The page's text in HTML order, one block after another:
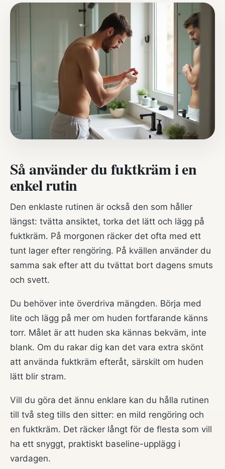
Så använder du fuktkräm i en
enkel rutin
Den enklaste rutinen är också den som håller
längst: tvätta ansiktet, torka det lätt och lägg på
fuktkräm. På morgonen räcker det ofta med ett
tunt lager efter rengöring. På kvällen använder du
samma sak efter att du tvättat bort dagens smuts
och svett.
Du behöver inte överdriva mängden. Börja med
lite och lägg på mer om huden fortfarande känns
torr. Målet är att huden ska kännas bekväm, inte
blank. Om du rakar dig kan det vara extra skönt
att använda fuktkräm efteråt, särskilt om huden
lätt blir stram.
Vill du göra det ännu enklare kan du hålla rutinen
till två steg tills den sitter: en mild rengöring och
en fuktkräm. Det räcker långt för de flesta som vill
ha ett snyggt, praktiskt baseline-upplägg i
vardagen.